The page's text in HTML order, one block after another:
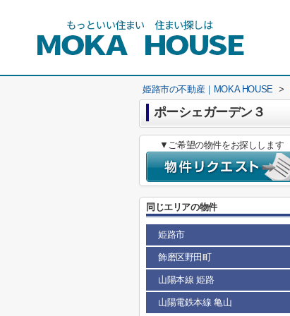
姫路市の不動産｜MOKA HOUSE >
ポーシェガーデン３
▼ご希望の物件をお探しします
同じエリアの物件
姫路市
飾磨区野田町
山陽本線 姫路
山陽電鉄本線 亀山